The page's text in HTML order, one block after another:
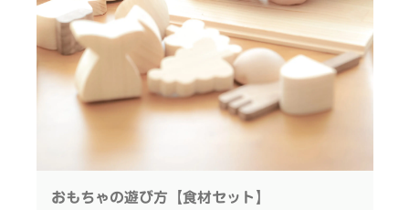
「おにぎり、はんぶんくれるかな？」
なかよくおにぎりを半分に
「たまごを割ってくれる人〜？
」
たまごを割るしぐさも真似っこできます♩
「どれがお野菜か分かるかな？」
「大好きなりんごはどこにある？
」
おもちゃの遊び方【食材セット】